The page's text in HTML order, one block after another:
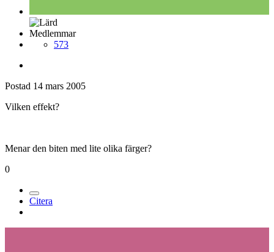
Medlemmar
573
Postad 14 mars 2005
Vilken effekt?
Menar den biten med lite olika färger?
0
Citera